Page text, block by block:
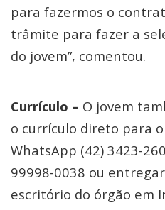
para fazermos o
trâmite para fazer a
do jovem”, comentou.
Currículo – O jovem
o currículo direto para o
WhatsApp (42) 3423-
99998-0038 ou
escritório do órgão em